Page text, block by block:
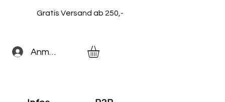
Gratis Versand ab 250,-
Anmelden